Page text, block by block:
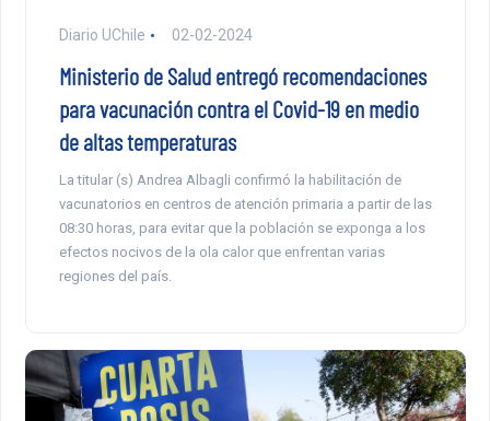
Diario UChile 02-02-2024
Ministerio de Salud entregó recomendaciones
para vacunación contra el Covid-19 en medio
de altas temperaturas
La titular (s) Andrea Albagli confirmó la habilitación de
vacunatorios en centros de atención primaria a partir de las
08:30 horas, para evitar que la población se exponga a los
efectos nocivos de la ola calor que enfrentan varias
regiones del país.